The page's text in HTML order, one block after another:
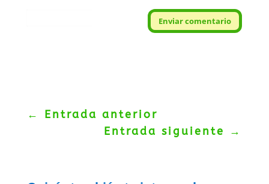
Enviar comentario
← Entrada anterior
Entrada siguiente
→